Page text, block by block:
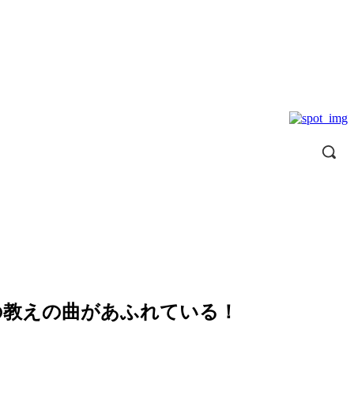
えの曲があふれている！